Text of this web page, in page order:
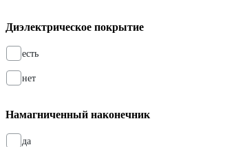
Диэлектрическое покрытие
есть
нет
Намагниченный наконечник
да